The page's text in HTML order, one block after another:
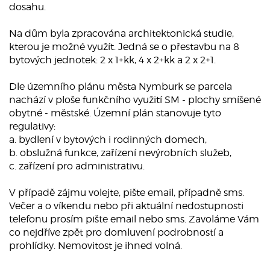
dosahu.
Na dům byla zpracována architektonická studie,
kterou je možné využít. Jedná se o přestavbu na 8
bytových jednotek: 2 x 1+kk, 4 x 2+kk a 2 x 2+1.
Dle územního plánu města Nymburk se parcela
nachází v ploše funkčního využití SM - plochy smíšené
obytné - městské. Územní plán stanovuje tyto
regulativy:
a. bydlení v bytových i rodinných domech,
b. obslužná funkce, zařízení nevýrobních služeb,
c. zařízení pro administrativu.
V případě zájmu volejte, pište email, případně sms.
Večer a o víkendu nebo při aktuální nedostupnosti
telefonu prosím pište email nebo sms. Zavoláme Vám
co nejdříve zpět pro domluvení podrobností a
prohlídky. Nemovitost je ihned volná.